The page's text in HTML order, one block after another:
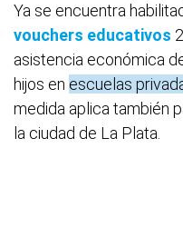
Ya se encuentra
vouchers educativos
asistencia económica
hijos en escuelas
medida aplica también
la ciudad de La Plata.